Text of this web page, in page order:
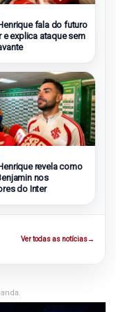
fala do futuro
e explica ataque sem
revela como
nos
do Inter
Ver todas as notícias→